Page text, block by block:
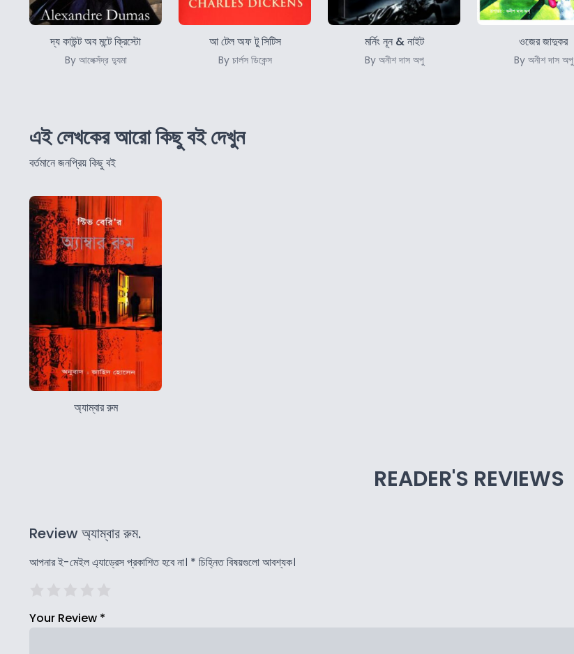
দ্য কাউন্ট অব মন্টে ক্রিস্টো
By আলেক্সঁদ্র দ্যুমা
আ টেল অফ টু সিটিস
By চার্লস ডিকেন্স
মর্নিং নূন & নাইট
By অনীশ দাস অপু
ওজের জাদুকর
By অনীশ দাস অপু
এই লেখকের আরো কিছু বই দেখুন
বর্তমানে জনপ্রিয় কিছু বই
অ্যাম্বার রুম
READER'S REVIEWS
Review অ্যাম্বার রুম.
আপনার ই-মেইল এ্যাড্রেস প্রকাশিত হবে না। * চিহ্নিত বিষয়গুলো আবশ্যক।
Your Review *